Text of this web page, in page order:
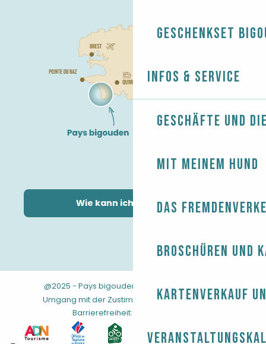
Geschenkset
Infos & Service
Geschäfte und
Mit meinem Hund
Das
Broschüren und
Kartenverkauf
Wie kann ich kommen?
@2025 - Pays bigouden Rechtliche Hinweise
Umgang mit der Zustimmung
-AGB -Sitemap-
Barrierefreiheit: nicht konform